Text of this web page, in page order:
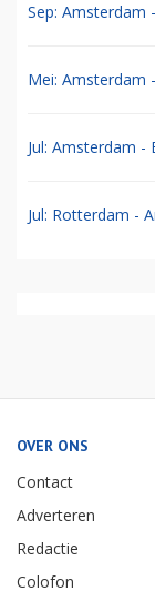
Sep: Amsterdam
Mei: Amsterdam
Jul: Amsterdam -
Jul: Rotterdam -
OVER ONS
Contact
Adverteren
Redactie
Colofon